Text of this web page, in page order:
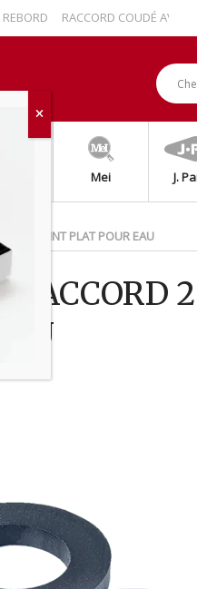
RACCORD COUDÉ AVEC
Mei J.
AVEC JOINT PLAT POUR EAU